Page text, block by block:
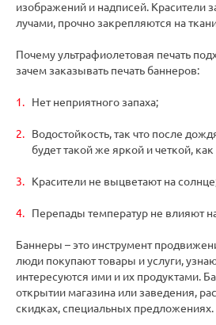
изображений и надписей. Красители
лучами, прочно закрепляются на
Почему ультрафиолетовая печать
зачем заказывать печать баннеров:
Нет неприятного запаха;
Водостойкость, так что после
будет такой же яркой и четкой, как
Красители не выцветают на
Перепады температур не влияют
Баннеры – это инструмент
люди покупают товары и услуги,
интересуются ими и их продуктами.
открытии магазина или заведения,
скидках, специальных предложениях.